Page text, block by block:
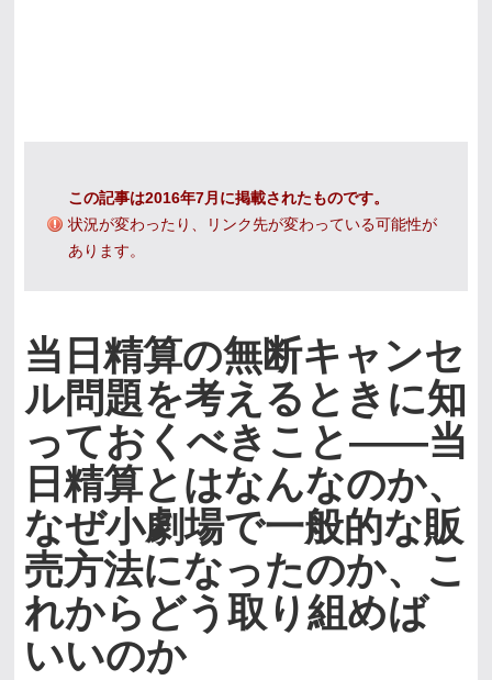
この記事は2016年7月に掲載されたものです。
状況が変わったり、リンク先が変わっている可能性が
あります。
当日精算の無断キャンセ
ル問題を考えるときに知
っておくべきこと――当
日精算とはなんなのか、
なぜ小劇場で一般的な販
売方法になったのか、こ
れからどう取り組めば
いいのか